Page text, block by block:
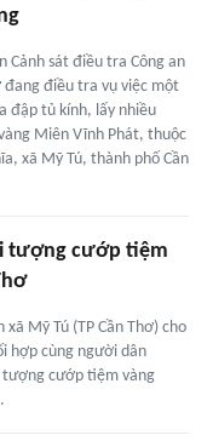
Cảnh sát điều tra Công an
đang điều tra vụ việc một
đập tủ kính, lấy nhiều
Miên Vĩnh Phát, thuộc
xã Mỹ Tú, thành phố Cần
tượng cướp tiệm
xã Mỹ Tú (TP Cần Thơ) cho
hợp cùng người dân
cướp tiệm vàng